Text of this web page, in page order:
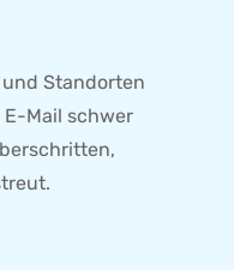
und Standorten
Mail schwer